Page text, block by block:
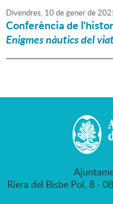
Divendres, 10 degenerde
Conferència de
Enigmes nàutics del
Riera del Bisbe Pol, 8 -